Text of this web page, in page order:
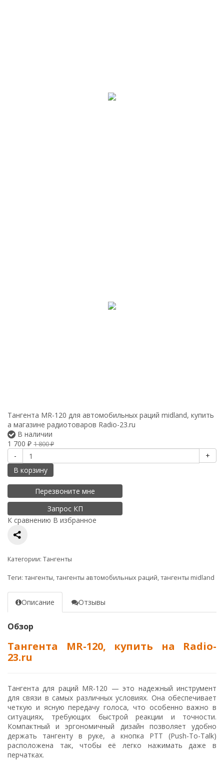
Тангента MR-120 для автомобильных раций midland, купить
а магазине радиотоваров Radio-23.ru
В наличии
1 700 ₽ 1 800₽
-
+
В корзину
Перезвоните мне
Запрос КП
К сравнению В избранное
Категории: Тангенты
Теги: тангенты,тангенты автомобильных раций,тангенты midland
Описание Отзывы
Обзор
Тангента MR-120, купить на Radio-
23.ru
Тангента для раций MR-120 — это надежный инструмент
для связи в самых различных условиях. Она обеспечивает
четкую и ясную передачу голоса, что особенно важно в
ситуациях, требующих быстрой реакции и точности.
Компактный и эргономичный дизайн позволяет удобно
держать тангенту в руке, а кнопка PTT (Push-To-Talk)
расположена так, чтобы её легко нажимать даже в
перчатках.